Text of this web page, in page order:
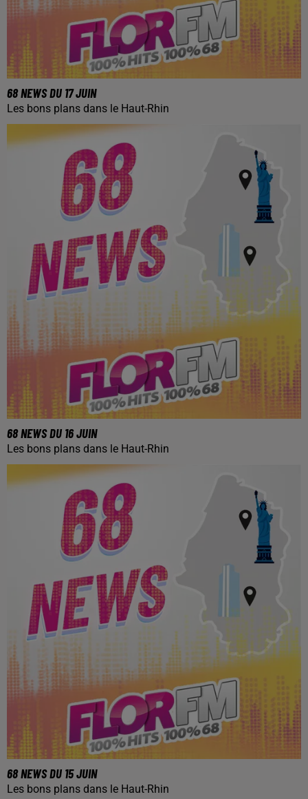
68 NEWS DU 17 JUIN
Les bons plans dans le Haut-Rhin
68 NEWS DU 16 JUIN
Les bons plans dans le Haut-Rhin
68 NEWS DU 15 JUIN
Les bons plans dans le Haut-Rhin